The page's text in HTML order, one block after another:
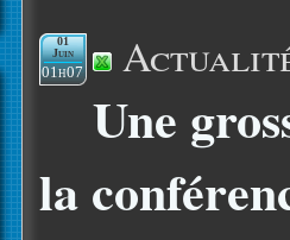
01
Juin
01h07
Une
la